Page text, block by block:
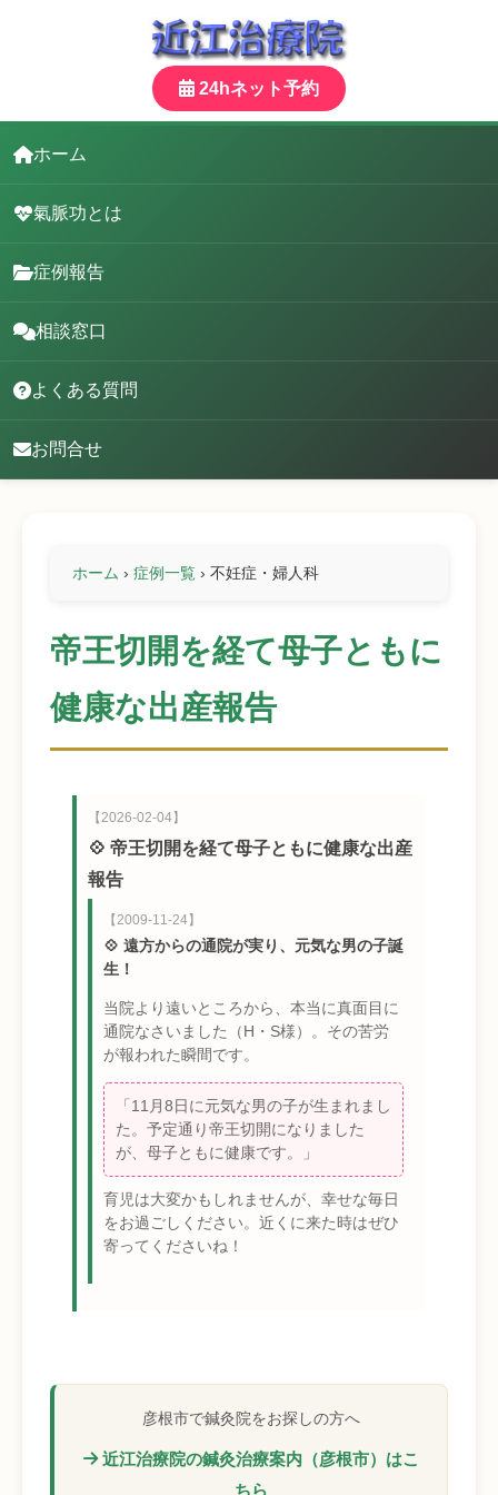
24hネット予約
ホーム
氣脈功とは
症例報告
相談窓口
よくある質問
お問合せ
ホーム › 症例一覧 › 不妊症・婦人科
帝王切開を経て母子ともに
健康な出産報告
【2026-02-04】
💠 帝王切開を経て母子ともに健康な出産
報告
【2009-11-24】
💠 遠方からの通院が実り、元気な男の子誕
生！
当院より遠いところから、本当に真面目に
通院なさいました（H・S様）。その苦労
が報われた瞬間です。
「11月8日に元気な男の子が生まれまし
た。予定通り帝王切開になりました
が、母子ともに健康です。」
育児は大変かもしれませんが、幸せな毎日
をお過ごしください。近くに来た時はぜひ
寄ってくださいね！
彦根市で鍼灸院をお探しの方へ
近江治療院の鍼灸治療案内（彦根市）はこ
ちら